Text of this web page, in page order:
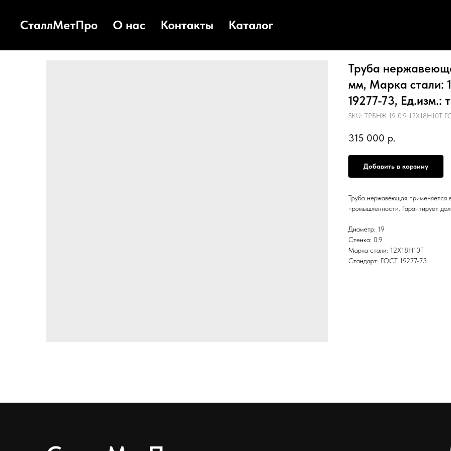
СталлМетПро О нас Контакты Каталог
Труба
мм, Марка стали:
19277-73, Ед.изм.:
SKU: ТРБНЖ 19 0.9 12Х18Н10Т
315 000 р.
Добавить в корзину
Труба нержавеющая применяется
промышленности. Гарантирует
Диаметр: 19
Стенка: 0.9
Марка стали: 12Х18Н10Т
Стандарт: ГОСТ 19277-73